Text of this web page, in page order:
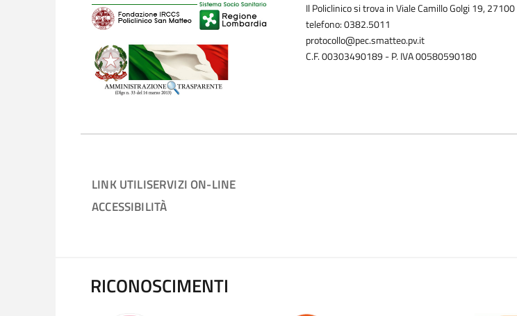
Il Policlinico si trova in Viale Camillo Golgi 19,
telefono: 0382.5011
protocollo@pec.smatteo.pv.it
C.F. 00303490189 - P. IVA 00580590180
LINK UTILISERVIZI ON-LINE
ACCESSIBILITÀ
RICONOSCIMENTI